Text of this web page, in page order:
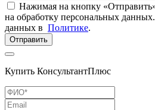
Нажимая на кнопку
на обработку персональных
данных в Политике.
Отправить
Купить КонсультантПлюс